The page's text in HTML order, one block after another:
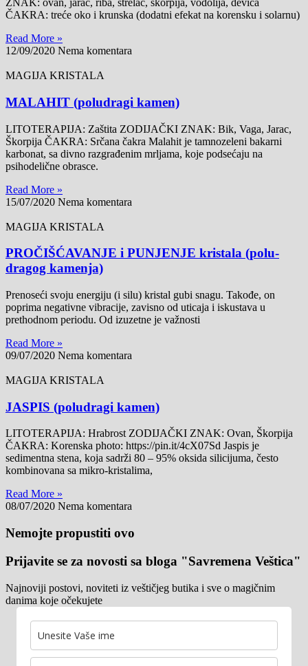
ZNAK: ovan, jarac, riba, strelac, škorpija, vodolija, devica
ČAKRA: treće oko i krunska (dodatni efekat na korensku i solarnu)
Read More »
12/09/2020 Nema komentara
MAGIJA KRISTALA
MALAHIT (poludragi kamen)
LITOTERAPIJA: Zaštita ZODIJAČKI ZNAK: Bik, Vaga, Jarac,
Škorpija ČAKRA: Srčana čakra Malahit je tamnozeleni bakarni
karbonat, sa divno razgrađenim mrljama, koje podsećaju na
psihodelične obrasce.
Read More »
15/07/2020 Nema komentara
MAGIJA KRISTALA
PROČIŠĆAVANJE i PUNJENJE kristala (polu-
dragog kamenja)
Prenoseći svoju energiju (i silu) kristal gubi snagu. Takođe, on
poprima negativne vibracije, zavisno od uticaja i iskustava u
prethodnom periodu. Od izuzetne je važnosti
Read More »
09/07/2020 Nema komentara
MAGIJA KRISTALA
JASPIS (poludragi kamen)
LITOTERAPIJA: Hrabrost ZODIJAČKI ZNAK: Ovan, Škorpija
ČAKRA: Korenska photo: https://pin.it/4cX07Sd Jaspis je
sedimentna stena, koja sadrži 80 – 95% oksida silicijuma, često
kombinovana sa mikro-kristalima,
Read More »
08/07/2020 Nema komentara
Nemojte propustiti ovo
Prijavite se za novosti sa bloga "Savremena Veštica"
Najnoviji postovi, noviteti iz veštičjeg butika i sve o magičnim
danima koje očekujete